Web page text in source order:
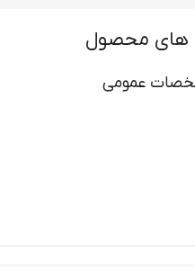
های محصول
عمومی